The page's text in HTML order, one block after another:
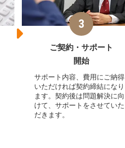
ご契約・サポート
開始
サポート内容、費用にご納得
いただければ契約締結になり
ます。契約後は問題解決に向
けて、サポートをさせていた
だきます。